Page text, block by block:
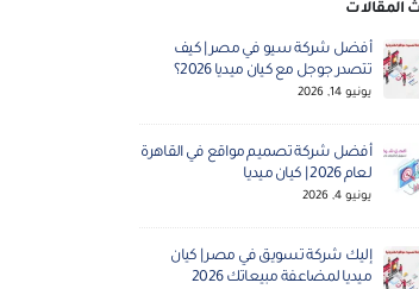
المقالات
أفضل شركة سيو في مصر | كيف
تتصدر جوجل مع كيان ميديا 2026؟
يونيو 14, 2026
أفضل شركة تصميم مواقع في القاهرة
لعام 2026 | كيان ميديا
يونيو 4, 2026
إليك شركة تسويق في مصر | كيان
ميديا لمضاعفة مبيعاتك 2026